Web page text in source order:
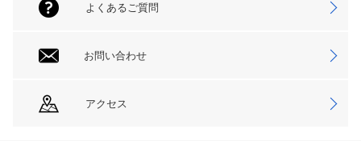
よくあるご質問
お問い合わせ
アクセス